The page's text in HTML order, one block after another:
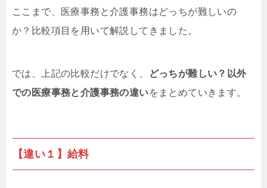
ここまで、医療事務と介護事務はどっちが難しいの
か？比較項目を用いて解説してきました。
では、上記の比較だけでなく、
どっちが難しい？以外
での医療事務と介護事務の違いをまとめていきます。
【違い１】給料